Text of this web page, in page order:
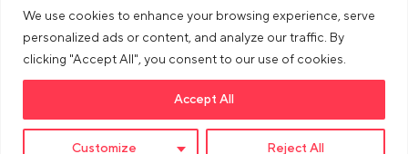
We use cookies to enhance your browsing experience, serve
personalized ads or content, and analyze our traffic. By
clicking "Accept All", you consent to our use of cookies.
Customize Reject All
Accept All
Chatte
Städte
Imprint
Sicherheits- & Community-
Richtlinien
>Link to tiktok profile
>Link to Instagram profile
>Link to Youtube profile
© 2026 dua AG. All right reserved.